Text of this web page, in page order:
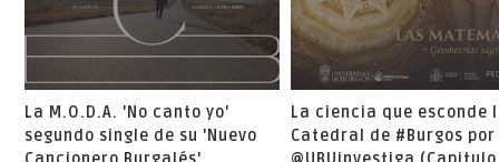
La M.O.D.A. 'No canto yo'
segundo single de su 'Nuevo
La ciencia que esconde
Catedral de #Burgos por